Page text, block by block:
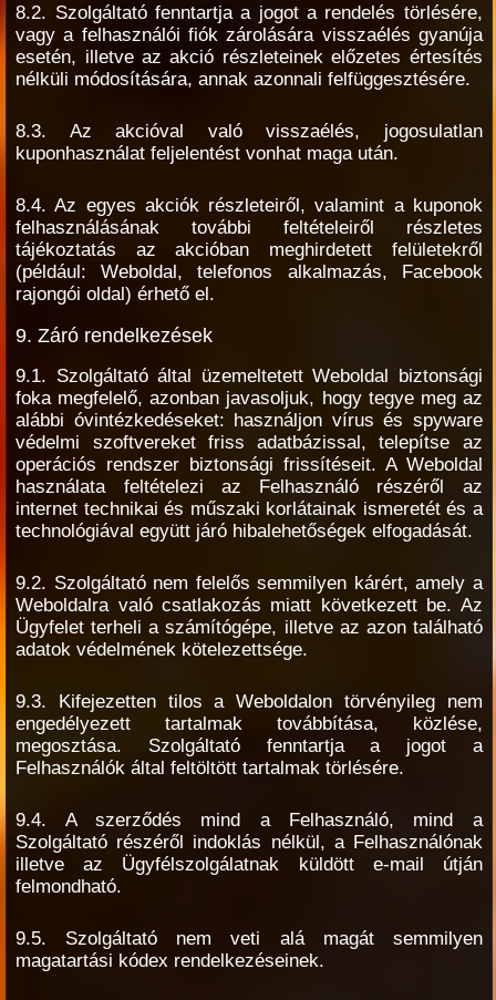
8.2. Szolgáltató fenntartja a jogot a rendelés törlésére,
vagy a felhasználói fiók zárolására visszaélés gyanúja
esetén, illetve az akció részleteinek előzetes értesítés
nélküli módosítására, annak azonnali felfüggesztésére.
8.3. Az akcióval való visszaélés, jogosulatlan
kuponhasználat feljelentést vonhat maga után.
8.4. Az egyes akciók részleteiről, valamint a kuponok
felhasználásának további feltételeiről részletes
tájékoztatás az akcióban meghirdetett felületekről
(például: Weboldal, telefonos alkalmazás, Facebook
rajongói oldal) érhető el.
9. Záró rendelkezések
9.1. Szolgáltató által üzemeltetett Weboldal biztonsági
foka megfelelő, azonban javasoljuk, hogy tegye meg az
alábbi óvintézkedéseket: használjon vírus és spyware
védelmi szoftvereket friss adatbázissal, telepítse az
operációs rendszer biztonsági frissítéseit. A Weboldal
használata feltételezi az Felhasználó részéről az
internet technikai és műszaki korlátainak ismeretét és a
technológiával együtt járó hibalehetőségek elfogadását.
9.2. Szolgáltató nem felelős semmilyen kárért, amely a
Weboldalra való csatlakozás miatt következett be. Az
Ügyfelet terheli a számítógépe, illetve az azon található
adatok védelmének kötelezettsége.
9.3. Kifejezetten tilos a Weboldalon törvényileg nem
engedélyezett tartalmak továbbítása, közlése,
megosztása. Szolgáltató fenntartja a jogot a
Felhasználók által feltöltött tartalmak törlésére.
9.4. A szerződés mind a Felhasználó, mind a
Szolgáltató részéről indoklás nélkül, a Felhasználónak
illetve az Ügyfélszolgálatnak küldött e-mail útján
felmondható.
9.5. Szolgáltató nem veti alá magát semmilyen
magatartási kódex rendelkezéseinek.